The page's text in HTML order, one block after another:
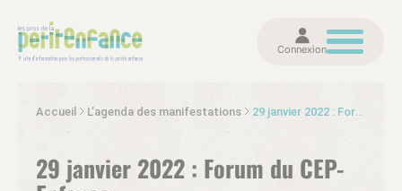
Connexion
Accueil L’agenda des manifestations 29 janvier 2022 : Forum du CEP-Enfance
29 janvier 2022 : Forum du CEP-